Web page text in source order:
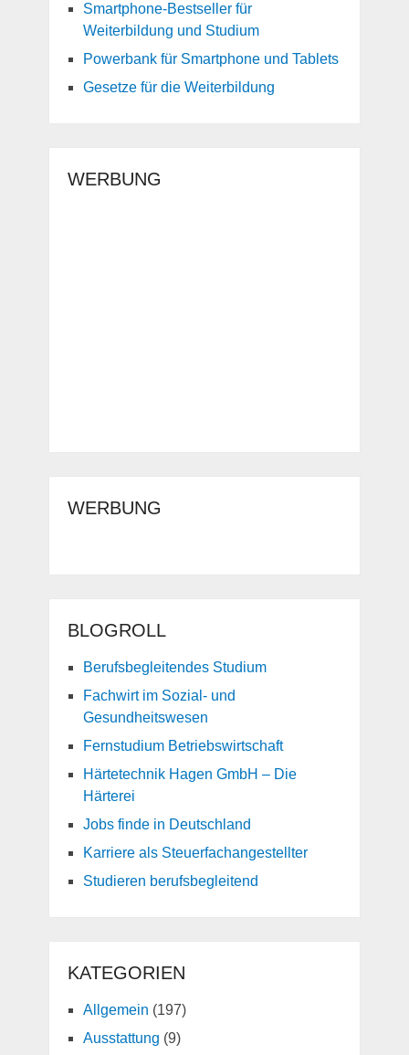
Smartphone-Bestseller für
Weiterbildung und Studium
Powerbank für Smartphone und Tablets
Gesetze für die Weiterbildung
WERBUNG
WERBUNG
BLOGROLL
Berufsbegleitendes Studium
Fachwirt im Sozial- und
Gesundheitswesen
Fernstudium Betriebswirtschaft
Härtetechnik Hagen GmbH – Die
Härterei
Jobs finde in Deutschland
Karriere als Steuerfachangestellter
Studieren berufsbegleitend
KATEGORIEN
Allgemein (197)
Ausstattung (9)